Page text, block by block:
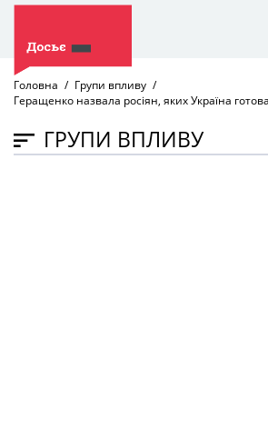
Головна
Групи впливу
Геращенко назвала росіян, яких Україна
ГРУПИ ВПЛИВУ